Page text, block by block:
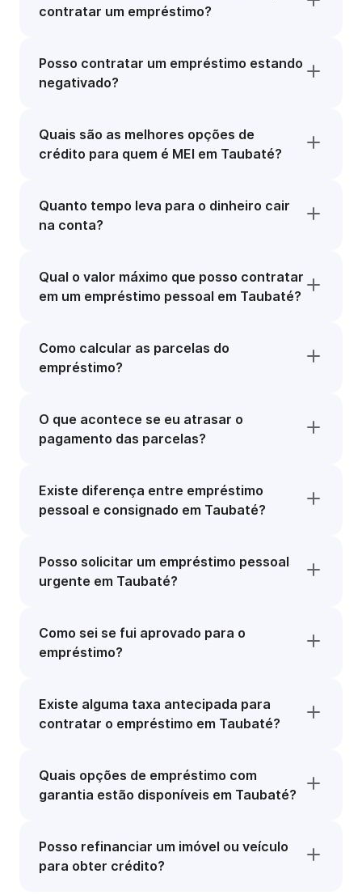
contratar um empréstimo?
Posso contratar um empréstimo estando
negativado?
Quais são as melhores opções de
crédito para quem é MEI em Taubaté?
Quanto tempo leva para o dinheiro cair
na conta?
Qual o valor máximo que posso contratar
em um empréstimo pessoal em Taubaté?
Como calcular as parcelas do
empréstimo?
O que acontece se eu atrasar o
pagamento das parcelas?
Existe diferença entre empréstimo
pessoal e consignado em Taubaté?
Posso solicitar um empréstimo pessoal
urgente em Taubaté?
Como sei se fui aprovado para o
empréstimo?
Existe alguma taxa antecipada para
contratar o empréstimo em Taubaté?
Quais opções de empréstimo com
garantia estão disponíveis em Taubaté?
Posso refinanciar um imóvel ou veículo
para obter crédito?